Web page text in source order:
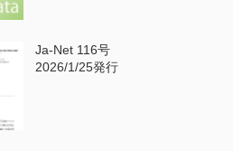
Ja-Net 116号
2026/1/25発行